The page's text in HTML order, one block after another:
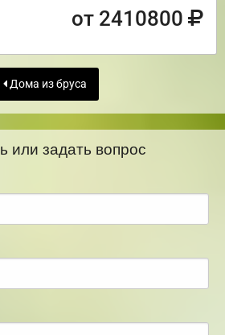
от 2410800
Дома из бруса
или задать вопрос